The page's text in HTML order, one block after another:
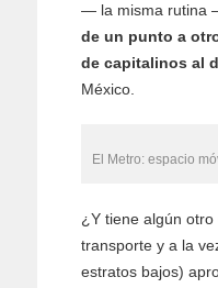
— la misma rutina
de un punto a
de capitalinos al
México.
El Metro: espacio
¿Y tiene algún
transporte y a la
estratos bajos)